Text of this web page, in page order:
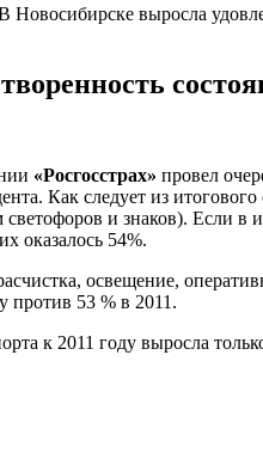
Новосибирске выросла
«Росгосстрах» провел
Как следует из
и знаков). Если
оказалось 54%.
освещение,
против 53 % в 2011.
к 2011 году выросла